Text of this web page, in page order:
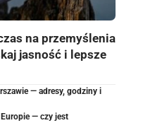
na przemyślenia
jasność i lepsze
— adresy, godziny i
— czy jest